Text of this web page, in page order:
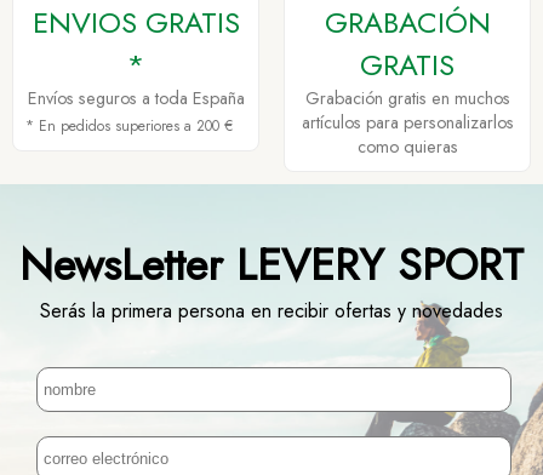
ENVIOS GRATIS
*
Envíos seguros a toda España
* En pedidos superiores a 200 €
GRABACIÓN
GRATIS
Grabación gratis en muchos
artículos para personalizarlos
como quieras
NewsLetter LEVERY SPORT
Serás la primera persona en recibir ofertas y novedades